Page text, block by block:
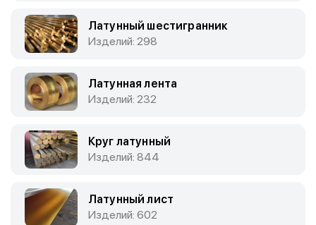
Латунный шестигранник
Изделий: 298
Латунная лента
Изделий: 232
Круг латунный
Изделий: 844
Латунный лист
Изделий: 602